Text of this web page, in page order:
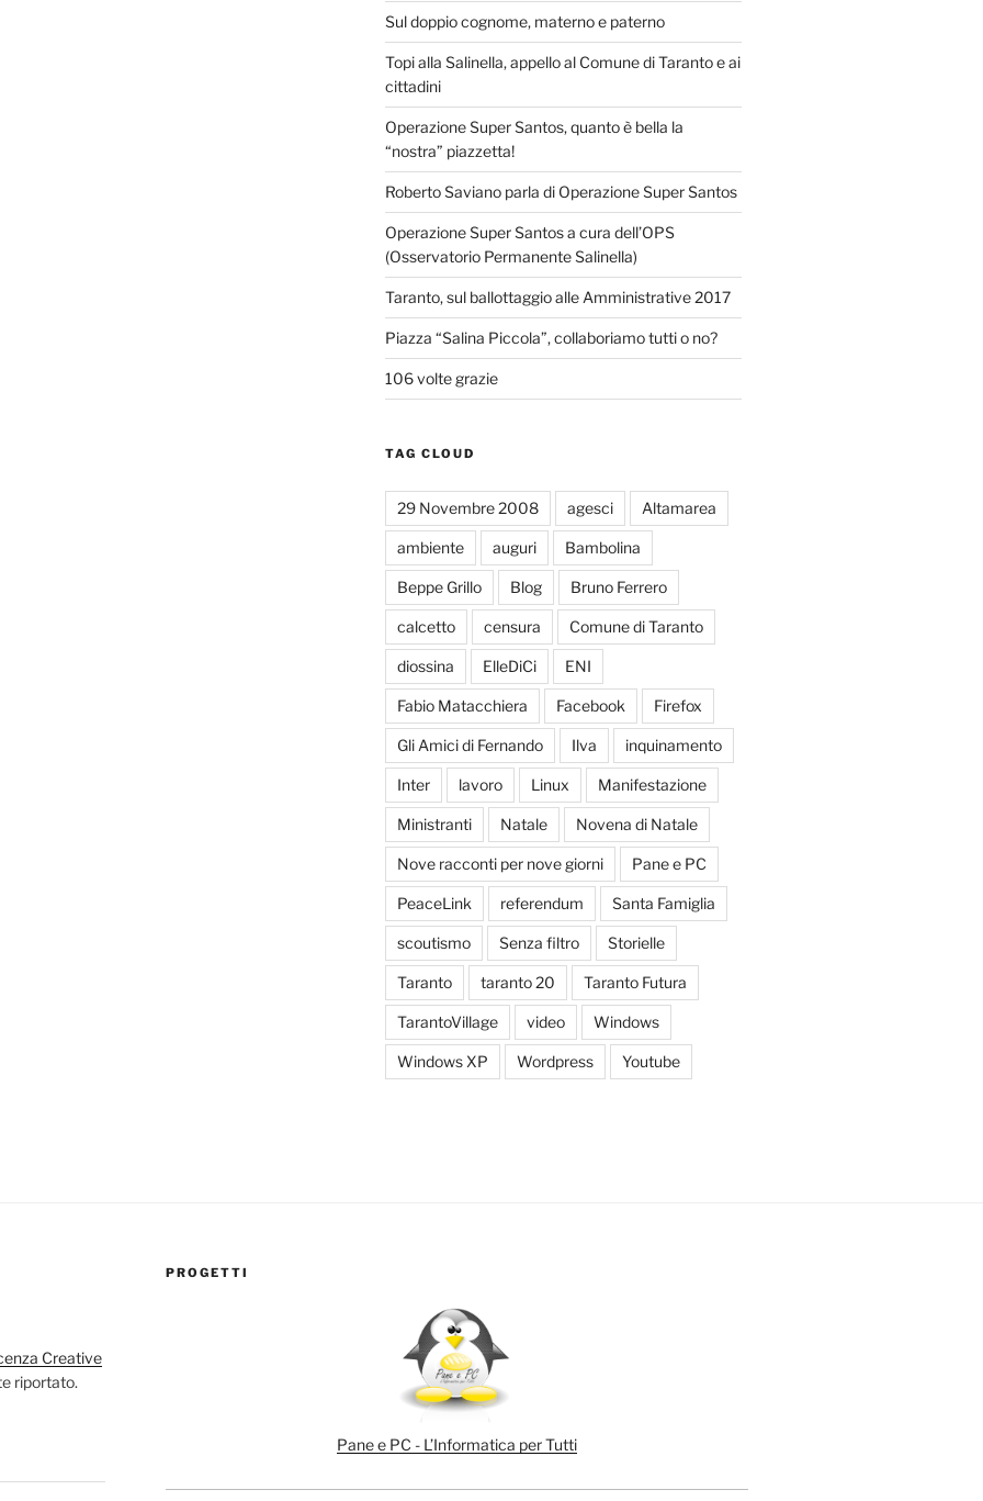
Sul doppio cognome, materno e paterno
Topi alla Salinella, appello al Comune di Taranto e ai
cittadini
Operazione Super Santos, quanto è bella la
“nostra” piazzetta!
Roberto Saviano parla di Operazione Super Santos
Operazione Super Santos a cura dell’OPS
(Osservatorio Permanente Salinella)
Taranto, sul ballottaggio alle Amministrative 2017
Piazza “Salina Piccola”, collaboriamo tutti o no?
106 volte grazie
TAG CLOUD
29 Novembre 2008 agesci Altamarea
ambiente auguri Bambolina
Beppe Grillo Blog Bruno Ferrero
calcetto censura Comune di Taranto
diossina ElleDiCi ENI
Fabio Matacchiera Facebook Firefox
Gli Amici di Fernando Ilva inquinamento
Inter lavoro Linux Manifestazione
Ministranti Natale Novena di Natale
Nove racconti per nove giorni Pane e PC
PeaceLink referendum Santa Famiglia
scoutismo Senza filtro Storielle
Taranto taranto 20 Taranto Futura
TarantoVillage video Windows
Windows XP Wordpress Youtube
Creative
riportato.
PROGETTI
Pane e PC - L’Informatica per Tutti